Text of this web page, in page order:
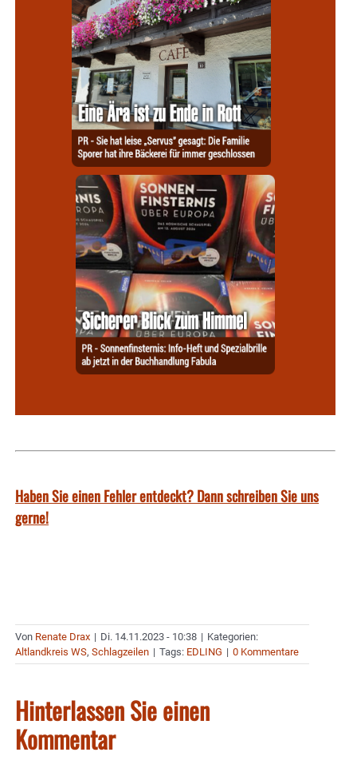
Haben Sie einen Fehler entdeckt? Dann schreiben Sie uns
gerne!
Von Renate Drax | Di. 14.11.2023 - 10:38 | Kategorien:
Altlandkreis WS, Schlagzeilen | Tags: EDLING | 0 Kommentare
Hinterlassen Sie einen
Kommentar